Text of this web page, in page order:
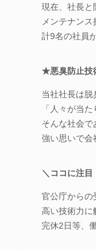
現在、社長と
メンテナン
計9名の社員
★悪臭防止技
当社社長は脱
「人々が当
そんな社会で
強い思いで
＼ココに注目
官公庁からの
高い技術力に
完休2日等、